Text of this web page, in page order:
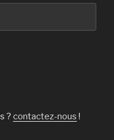
? contactez-nous !